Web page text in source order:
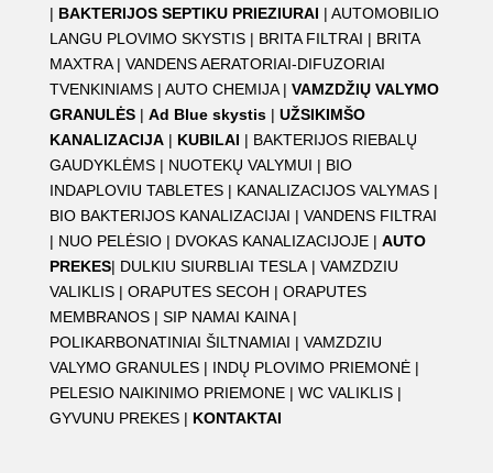
| BAKTERIJOS SEPTIKU PRIEZIURAI | AUTOMOBILIO
LANGU PLOVIMO SKYSTIS| BRITA FILTRAI | BRITA
MAXTRA| VANDENS AERATORIAI-DIFUZORIAI
TVENKINIAMS| AUTO CHEMIJA| VAMZDŽIŲ VALYMO
GRANULĖS| Ad Blue skystis| UŽSIKIMŠO
KANALIZACIJA| KUBILAI | BAKTERIJOS RIEBALŲ
GAUDYKLĖMS| NUOTEKŲ VALYMUI | BIO
INDAPLOVIU TABLETES| KANALIZACIJOS VALYMAS|
BIO BAKTERIJOS KANALIZACIJAI | VANDENS FILTRAI
| NUO PELĖSIO| DVOKAS KANALIZACIJOJE| AUTO
PREKES| DULKIU SIURBLIAI TESLA| VAMZDZIU
VALIKLIS| ORAPUTES SECOH | ORAPUTES
MEMBRANOS| SIP NAMAI KAINA|
POLIKARBONATINIAI ŠILTNAMIAI | VAMZDZIU
VALYMO GRANULES| INDŲ PLOVIMO PRIEMONĖ|
PELESIO NAIKINIMO PRIEMONE| WC VALIKLIS|
GYVUNU PREKES| KONTAKTAI